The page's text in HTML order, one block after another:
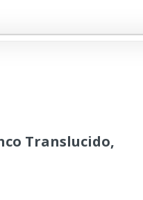
Translucido,